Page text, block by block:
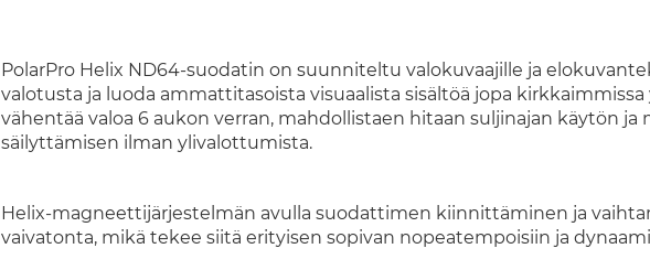
PolarPro Helix ND64-suodatin on suunniteltu valokuvaajille ja
valotusta ja luoda ammattitasoista visuaalista sisältöä jopa
vähentää valoa 6 aukon verran, mahdollistaen hitaan suljinajan käytön ja
säilyttämisen ilman ylivalottumista.
Helix-magneettijärjestelmän avulla suodattimen kiinnittäminen ja
vaivatonta, mikä tekee siitä erityisen sopivan nopeatempoisiin ja